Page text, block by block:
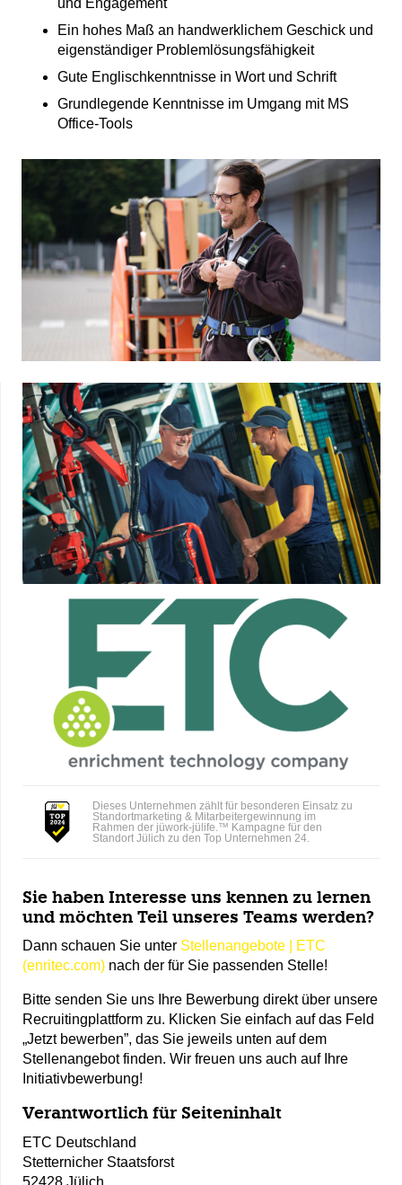
und Engagement
Ein hohes Maß an handwerklichem Geschick und
eigenständiger Problemlösungsfähigkeit
Gute Englischkenntnisse in Wort und Schrift
Grundlegende Kenntnisse im Umgang mit MS
Office-Tools
Dieses Unternehmen zählt für besonderen Einsatz zu
Standortmarketing & Mitarbeitergewinnung im
Rahmen der jüwork-jülife.™ Kampagne für den
Standort Jülich zu den Top Unternehmen 24.
Sie haben Interesse uns kennen zu lernen
und möchten Teil unseres Teams werden?
Dann schauen Sie unter Stellenangebote | ETC
(enritec.com) nach der für Sie passenden Stelle!
Bitte senden Sie uns Ihre Bewerbung direkt über unsere
Recruitingplattform zu. Klicken Sie einfach auf das Feld
„Jetzt bewerben”, das Sie jeweils unten auf dem
Stellenangebot finden. Wir freuen uns auch auf Ihre
Initiativbewerbung!
Verantwortlich für Seiteninhalt
ETC Deutschland
Stetternicher Staatsforst
52428 Jülich